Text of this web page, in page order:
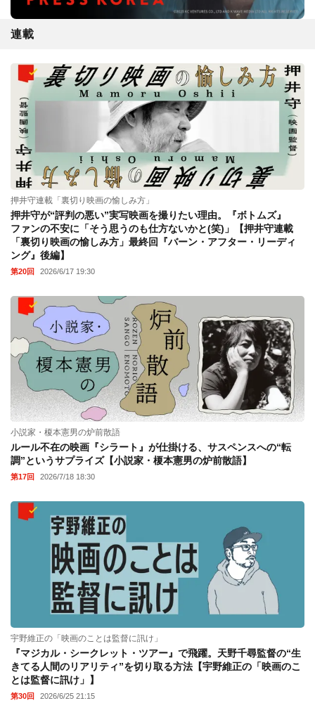
連載
押井守連載「裏切り映画の愉しみ方」
押井守が“評判の悪い”実写映画を撮りたい理由。『ボトムズ』
ファンの不安に「そう思うのも仕方ないかと(笑)」【押井守連載
「裏切り映画の愉しみ方」最終回『バーン・アフター・リーディ
ング』後編】
第20回 2026/6/17 19:30
小説家・榎本憲男の炉前散語
ルール不在の映画『シラート』が仕掛ける、サスペンスへの“転
調”というサプライズ【小説家・榎本憲男の炉前散語】
第17回 2026/7/18 18:30
宇野維正の「映画のことは監督に訊け」
『マジカル・シークレット・ツアー』で飛躍。天野千尋監督の“生
きてる人間のリアリティ”を切り取る方法【宇野維正の「映画のこ
とは監督に訊け」】
第30回 2026/6/25 21:15